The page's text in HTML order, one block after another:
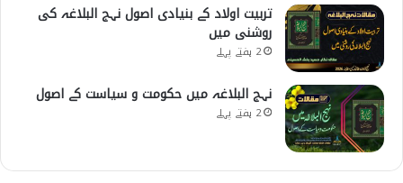
تربیت اولاد کے بنیادی اصول نہج البلاغہ کی
روشنی میں
2 ہفتے پہلے
نہج البلاغہ میں حکومت و سیاست کے اصول
2 ہفتے پہلے